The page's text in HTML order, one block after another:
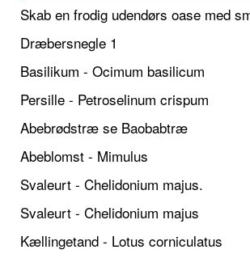
Dræbersnegle 1
Basilikum - Ocimum basilicum
Persille - Petroselinum crispum
Abebrødstræ se Baobabtræ
Abeblomst - Mimulus
Svaleurt - Chelidonium majus.
Svaleurt - Chelidonium majus
Kællingetand - Lotus corniculatus